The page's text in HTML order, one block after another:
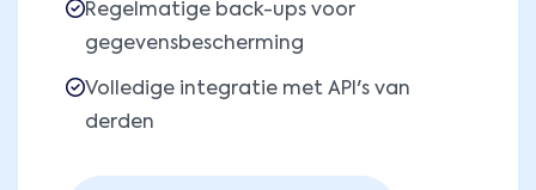
Regelmatige back-ups voor
gegevensbescherming
Volledige integratie met API's van
derden